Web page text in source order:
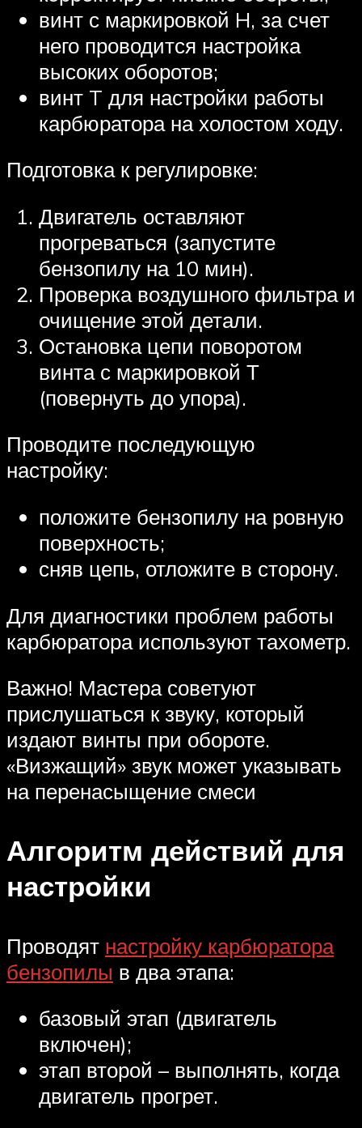
винт с маркировкой H, за счет
него проводится настройка
высоких оборотов;
винт T для настройки работы
карбюратора на холостом ходу.
Подготовка к регулировке:
Двигатель оставляют
прогреваться (запустите
бензопилу на 10 мин).
Проверка воздушного фильтра и
очищение этой детали.
Остановка цепи поворотом
винта с маркировкой Т
(повернуть до упора).
Проводите последующую
настройку:
положите бензопилу на ровную
поверхность;
сняв цепь, отложите в сторону.
Для диагностики проблем работы
карбюратора используют тахометр.
Важно! Мастера советуют
прислушаться к звуку, который
издают винты при обороте.
«Визжащий» звук может указывать
на перенасыщение смеси
Алгоритм действий для
настройки
Проводят настройку карбюратора
бензопилы в два этапа:
базовый этап (двигатель
включен);
этап второй – выполнять, когда
двигатель прогрет.